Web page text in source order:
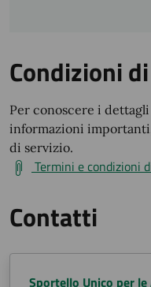
Condizioni
Per conoscere i
informazioni
di servizio.
Termini e condizioni
Contatti
Sportello Unico per